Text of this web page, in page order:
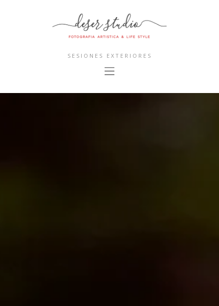
SESIONES EXTERIORES